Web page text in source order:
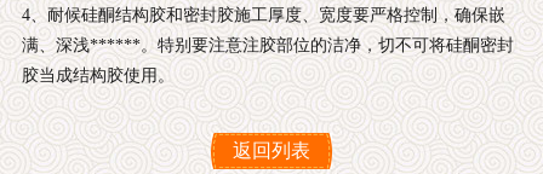
4、耐候硅酮结构胶和密封胶施工厚度、宽度要严格控制，确保嵌
满、深浅******。特别要注意注胶部位的洁净，切不可将硅酮密封
胶当成结构胶使用。
返回列表